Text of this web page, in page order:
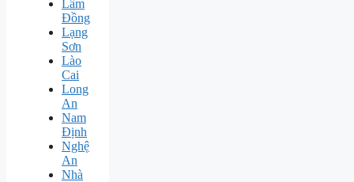
Lâm
Đồng
Lạng
Sơn
Lào
Cai
Long
An
Nam
Định
Nghệ
An
Nhà